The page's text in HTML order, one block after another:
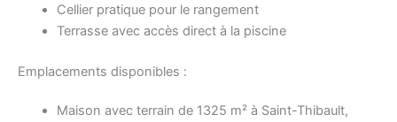
Cellier pratique pour le rangement
Terrasse avec accès direct à la piscine
Emplacements disponibles :
Maison avec terrain de 1325 m² à Saint-Thibault,